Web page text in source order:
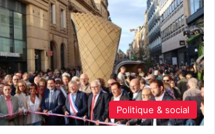
Politique & social